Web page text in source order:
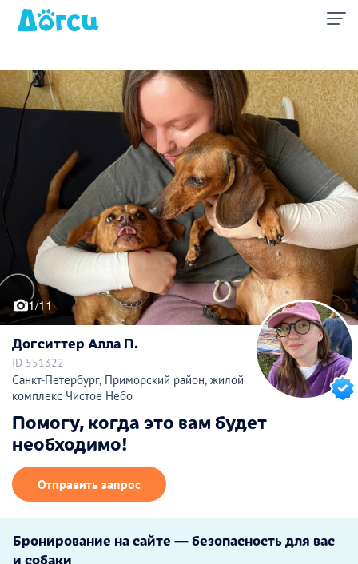
1/11
Догситтер Алла П.
ID 551322
Санкт-Петербург, Приморский район, жилой
комплекс Чистое Небо
Помогу, когда это вам будет
необходимо!
Отправить запрос
Бронирование на сайте — безопасность для вас
и собаки